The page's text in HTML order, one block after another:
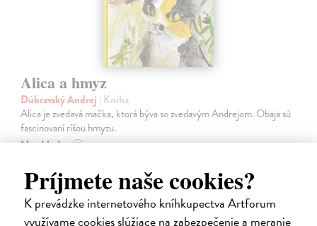
Príjmete naše cookies?
K prevádzke internetového kníhkupectva Artforum
využívame cookies slúžiace na zabezpečenie a meranie
Alica a hmyz
Dúbravský Andrej | Kniha
Alica je zvedavá mačka, ktorá býva so zvedavým Andrejom. Obaja sú
fascinovaní ríšou hmyzu.
Na sklade ?
28,03 €
28,90 € ?